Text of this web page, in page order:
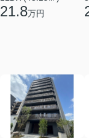
21.8万円